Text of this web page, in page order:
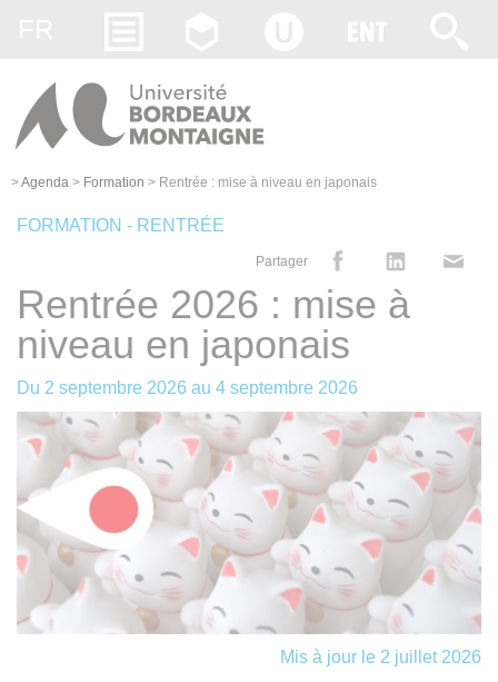
>Agenda > Formation > Rentrée : mise à niveau en japonais
FORMATION - RENTRÉE
Partager
Rentrée 2026 : mise à
niveau en japonais
Du 2 septembre 2026 au 4 septembre 2026
Mis à jour le 2 juillet 2026